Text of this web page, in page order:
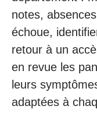
notes,
échoue,
retour à un
en revue les
leurs
adaptées à